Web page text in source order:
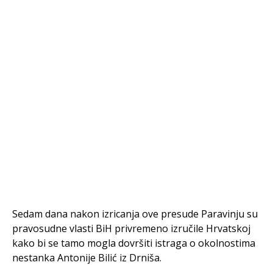
Sedam dana nakon izricanja ove presude Paravinju su
pravosudne vlasti BiH privremeno izručile Hrvatskoj
kako bi se tamo mogla dovršiti istraga o okolnostima
nestanka Antonije Bilić iz Drniša.